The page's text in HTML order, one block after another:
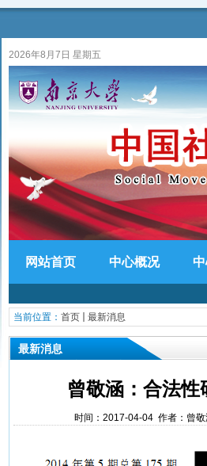
2026年8月7日 星期五
网站首页 中心概况
当前位置： 首页 最新消息
最新消息
曾敬涵：合法
时间：2017-04-04 作者：曾